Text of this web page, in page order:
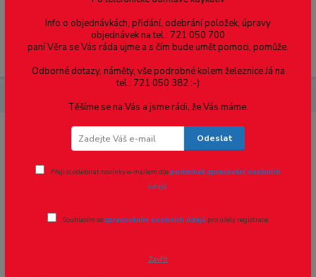
Menu
Hranol - 1.5 x 6.3 - 12ks
Novinka
Info o objednávkách, přidání, odebrání položek, úpravy
objednávek na tel.: 721 050 700
paní Věra se Vás ráda ujme a s čím bude umět pomoci, pomůže.
Odborné dotazy, náměty, vše podrobné kolem železnice Já na
tel.: 721 050 382 :-)
Těšíme se na Vás a jsme rádi, že Vás máme.
Odeslat
Přeji si odebírat novinky e-mailem dlepodmínek zpracování osobních
údajů.
Souhlasím se zpracováním osobních údajů pro účely registrace.
Zavřít